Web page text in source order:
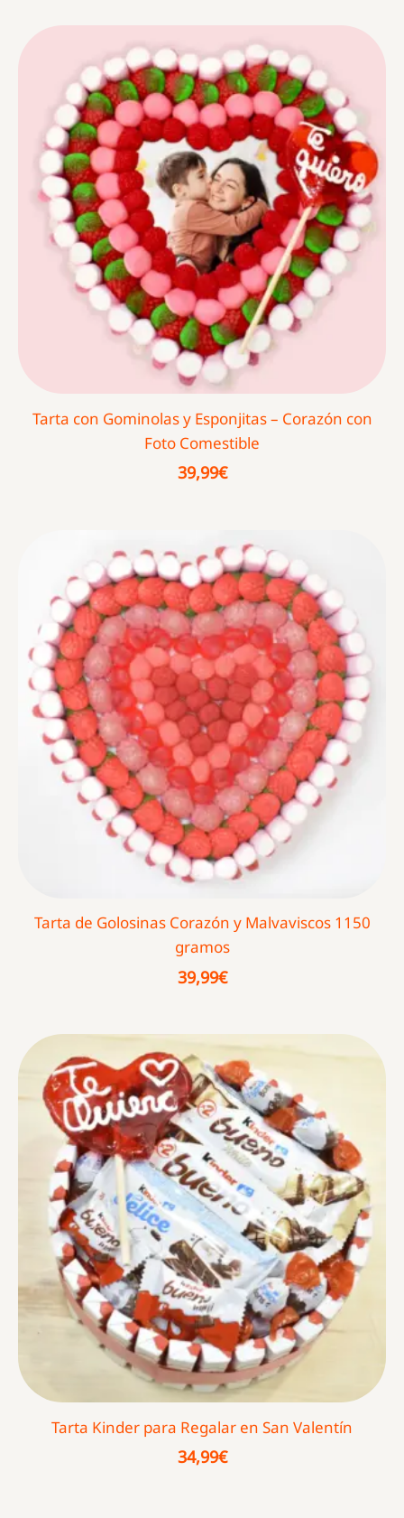
Tarta con Gominolas y Esponjitas – Corazón con
Foto Comestible
39,99€
Tarta de Golosinas Corazón y Malvaviscos 1150
gramos
39,99€
Tarta Kinder para Regalar en San Valentín
34,99€